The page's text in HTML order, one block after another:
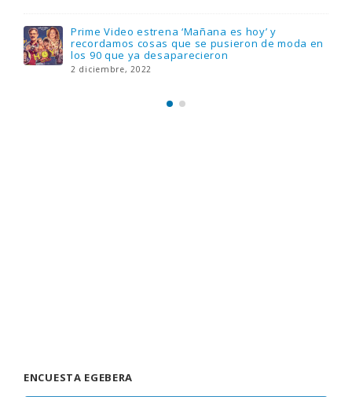
Llega el nuevo juego de mesa Yo Fui a EGB:
Verdad, reto o consecuencia, con más
preguntas y atrevidas pruebas
ENCUESTA EGEBERA